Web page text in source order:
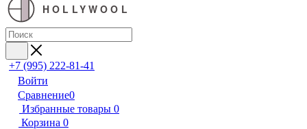
HOLLYWOOL
+7 (995) 222-81-41
Войти
Сравнение0
Избранные товары 0
Корзина 0